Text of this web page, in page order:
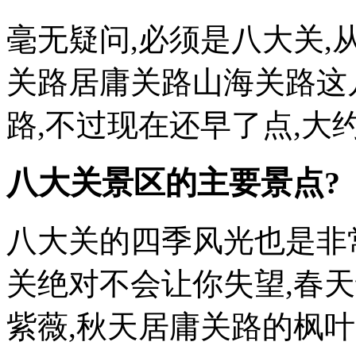
毫无疑问,必须是八大关,
关路居庸关路山海关路
路,不过现在还早了点,大
八大关景区的主要景点?
八大关的四季风光也是
关绝对不会让你失望,春
紫薇,秋天居庸关路的枫